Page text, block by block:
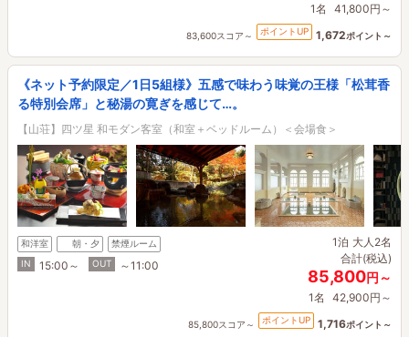
1名 41,800円～
83,600スコア～ ポイントUP 1,672ポイント～
《ネット予約限定／1日5組様》五感で味わう味覚の王様「松茸香
る特別会席」と秘湯の寛ぎを感じて…。
【山荘】四ツ星 和モダン客室（和室＋ベッドルーム）＜会場食＞
和洋室 朝・夕
禁煙ルーム
IN
15:00～ OUT ～11:00
1泊 大人2名
合計(税込)
85,800円～
1名 42,900円～
85,800スコア～ ポイントUP 1,716ポイント～